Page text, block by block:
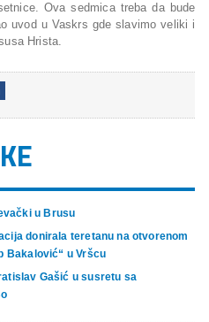
Ova sedmica treba da bude
uvod u Vaskrs gde slavimo veliki i
Hrista.
u Brusu
donirala teretanu na otvorenom
Bakalović“ u Vršcu
Gašić u susretu sa